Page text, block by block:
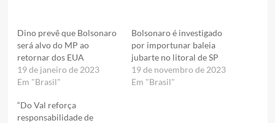
Dino prevê que Bolsonaro
será alvo do MP ao
retornar dos EUA
19 de janeiro de 2023
Em "Brasil"
Bolsonaro é investigado
por importunar baleia
jubarte no litoral de SP
19 de novembro de 2023
Em "Brasil"
“Do Val reforça
responsabilidade de